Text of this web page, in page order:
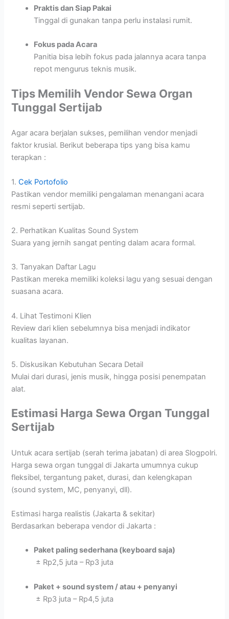
Praktis dan Siap Pakai
Tinggal di gunakan tanpa perlu instalasi rumit.
Fokus pada Acara
Panitia bisa lebih fokus pada jalannya acara tanpa
repot mengurus teknis musik.
Tips Memilih Vendor Sewa Organ
Tunggal Sertijab
Agar acara berjalan sukses, pemilihan vendor menjadi
faktor krusial. Berikut beberapa tips yang bisa kamu
terapkan :
1.Cek Portofolio
Pastikan vendor memiliki pengalaman menangani acara
resmi seperti sertijab.
2. Perhatikan Kualitas Sound System
Suara yang jernih sangat penting dalam acara formal.
3. Tanyakan Daftar Lagu
Pastikan mereka memiliki koleksi lagu yang sesuai dengan
suasana acara.
4. Lihat Testimoni Klien
Review dari klien sebelumnya bisa menjadi indikator
kualitas layanan.
5. Diskusikan Kebutuhan Secara Detail
Mulai dari durasi, jenis musik, hingga posisi penempatan
alat.
Estimasi Harga Sewa Organ Tunggal
Sertijab
Untuk acara sertijab (serah terima jabatan) di area Slogpolri.
Harga sewa organ tunggal di Jakarta umumnya cukup
fleksibel, tergantung paket, durasi, dan kelengkapan
(sound system, MC, penyanyi, dll).
Estimasi harga realistis (Jakarta & sekitar)
Berdasarkan beberapa vendor di Jakarta :
Paket paling sederhana (keyboard saja)
± Rp2,5 juta – Rp3 juta
Paket + sound system / atau + penyanyi
± Rp3 juta – Rp4,5 juta